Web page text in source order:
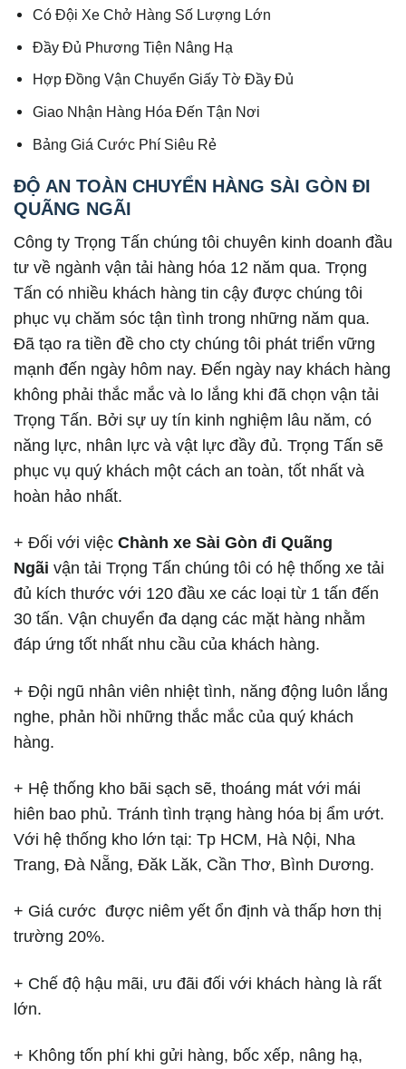
Có Đội Xe Chở Hàng Số Lượng Lớn
Đầy Đủ Phương Tiện Nâng Hạ
Hợp Đồng Vận Chuyển Giấy Tờ Đầy Đủ
Giao Nhận Hàng Hóa Đến Tận Nơi
Bảng Giá Cước Phí Siêu Rẻ
ĐỘ AN TOÀN CHUYỂN HÀNG SÀI GÒN ĐI
QUÃNG NGÃI
Công ty Trọng Tấn chúng tôi chuyên kinh doanh đầu
tư về ngành vận tải hàng hóa 12 năm qua. Trọng
Tấn có nhiều khách hàng tin cậy được chúng tôi
phục vụ chăm sóc tận tình trong những năm qua.
Đã tạo ra tiền đề cho cty chúng tôi phát triển vững
mạnh đến ngày hôm nay. Đến ngày nay khách hàng
không phải thắc mắc và lo lắng khi đã chọn vận tải
Trọng Tấn. Bởi sự uy tín kinh nghiệm lâu năm, có
năng lực, nhân lực và vật lực đầy đủ. Trọng Tấn sẽ
phục vụ quý khách một cách an toàn, tốt nhất và
hoàn hảo nhất.
+ Đối với việc Chành xe Sài Gòn đi Quãng
Ngãi vận tải Trọng Tấn chúng tôi có hệ thống xe tải
đủ kích thước với 120 đầu xe các loại từ 1 tấn đến
30 tấn. Vận chuyển đa dạng các mặt hàng nhằm
đáp ứng tốt nhất nhu cầu của khách hàng.
+ Đội ngũ nhân viên nhiệt tình, năng động luôn lắng
nghe, phản hồi những thắc mắc của quý khách
hàng.
+ Hệ thống kho bãi sạch sẽ, thoáng mát với mái
hiên bao phủ. Tránh tình trạng hàng hóa bị ẩm ướt.
Với hệ thống kho lớn tại: Tp HCM, Hà Nội, Nha
Trang, Đà Nẵng, Đăk Lăk, Cần Thơ, Bình Dương.
+ Giá cước được niêm yết ổn định và thấp hơn thị
trường 20%.
+ Chế độ hậu mãi, ưu đãi đối với khách hàng là rất
lớn.
+ Không tốn phí khi gửi hàng, bốc xếp, nâng hạ,